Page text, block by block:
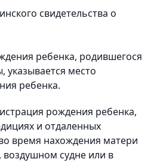
свидетельства о
ребенка, родившегося
указывается место
ребенка.
рождения ребенка,
и отдаленных
время нахождения матери
судне или в